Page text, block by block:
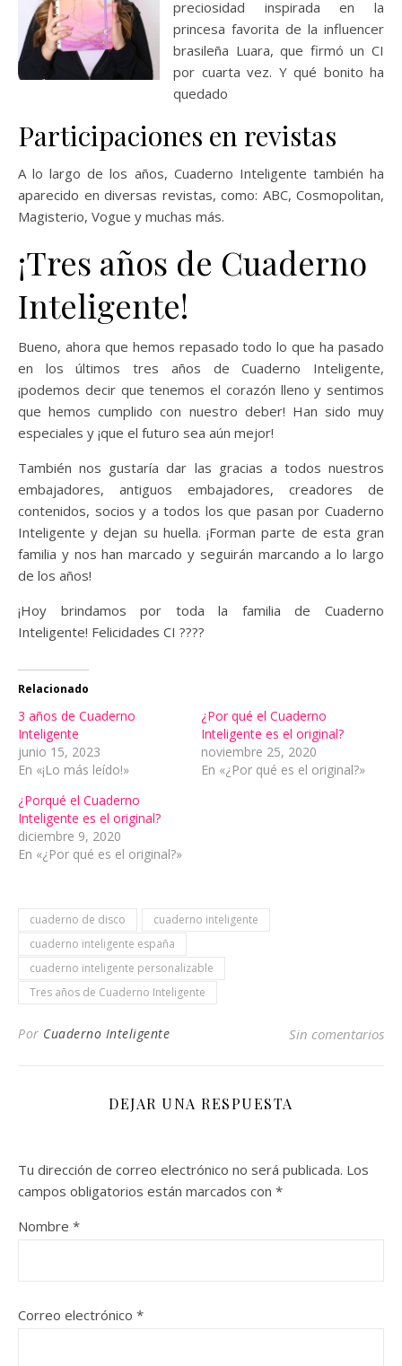
preciosidad inspirada en la
princesa favorita de la influencer
brasileña Luara, que firmó un CI
por cuarta vez. Y qué bonito ha
quedado
Participaciones en revistas
A lo largo de los años, Cuaderno Inteligente también ha
aparecido en diversas revistas, como: ABC, Cosmopolitan,
Magisterio, Vogue y muchas más.
¡Tres años de Cuaderno
Inteligente!
Bueno, ahora que hemos repasado todo lo que ha pasado
en los últimos tres años de Cuaderno Inteligente,
¡podemos decir que tenemos el corazón lleno y sentimos
que hemos cumplido con nuestro deber! Han sido muy
especiales y ¡que el futuro sea aún mejor!
También nos gustaría dar las gracias a todos nuestros
embajadores, antiguos embajadores, creadores de
contenidos, socios y a todos los que pasan por Cuaderno
Inteligente y dejan su huella. ¡Forman parte de esta gran
familia y nos han marcado y seguirán marcando a lo largo
de los años!
¡Hoy brindamos por toda la familia de Cuaderno
Inteligente! Felicidades CI ????
Relacionado
3 años de Cuaderno
Inteligente
junio 15, 2023
En «¡Lo más leído!»
¿Por qué el Cuaderno
Inteligente es el original?
noviembre 25, 2020
En «¿Por qué es el original?»
¿Porqué el Cuaderno
Inteligente es el original?
diciembre 9, 2020
En «¿Por qué es el original?»
cuaderno de disco
cuaderno inteligente
cuaderno inteligente españa
cuaderno inteligente personalizable
Tres años de Cuaderno Inteligente
Por Cuaderno Inteligente Sin comentarios
DEJAR UNA RESPUESTA
Tu dirección de correo electrónico no será publicada. Los
campos obligatorios están marcados con *
Nombre *
Correo electrónico *